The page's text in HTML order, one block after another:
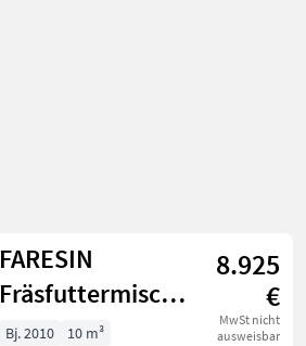
FARESIN
Fräsfuttermischwagen
TMR 1050
8.925
€
MwSt nicht
ausweisbar
Bj. 2010
10 m³